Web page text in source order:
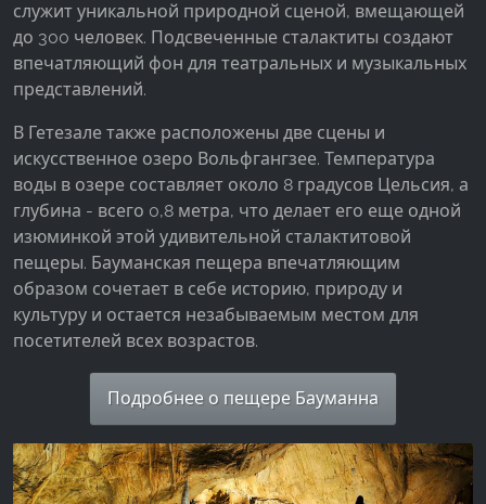
служит уникальной природной сценой, вмещающей
до 300 человек. Подсвеченные сталактиты создают
впечатляющий фон для театральных и музыкальных
представлений.
В Гетезале также расположены две сцены и
искусственное озеро Вольфгангзее. Температура
воды в озере составляет около 8 градусов Цельсия, а
глубина - всего 0,8 метра, что делает его еще одной
изюминкой этой удивительной сталактитовой
пещеры. Бауманская пещера впечатляющим
образом сочетает в себе историю, природу и
культуру и остается незабываемым местом для
посетителей всех возрастов.
Подробнее о пещере Бауманна